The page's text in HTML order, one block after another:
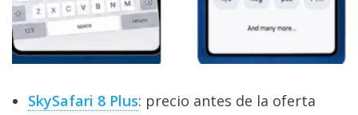
SkySafari 8 Plus: precio antes de la oferta